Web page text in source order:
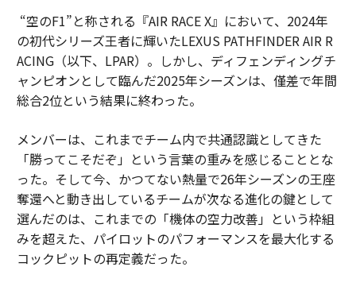
“空のF1”と称される『AIR RACE X』において、2024年
の初代シリーズ王者に輝いたLEXUS PATHFINDER AIR R
ACING（以下、LPAR）。しかし、ディフェンディングチ
ャンピオンとして臨んだ2025年シーズンは、僅差で年間
総合2位という結果に終わった。
メンバーは、これまでチーム内で共通認識としてきた
「勝ってこそだぞ」という言葉の重みを感じることとな
った。そして今、かつてない熱量で26年シーズンの王座
奪還へと動き出しているチームが次なる進化の鍵として
選んだのは、これまでの「機体の空力改善」という枠組
みを超えた、パイロットのパフォーマンスを最大化する
コックピットの再定義だった。